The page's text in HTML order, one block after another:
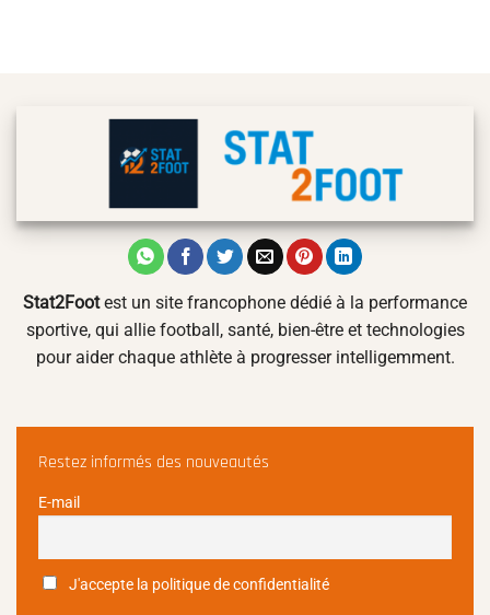
Stat2Footest un site francophone dédié à la performance
sportive, qui allie football, santé, bien-être et technologies
pour aider chaque athlète à progresser intelligemment.
Restez informés des nouveautés
E-mail
J'accepte la politique de confidentialité